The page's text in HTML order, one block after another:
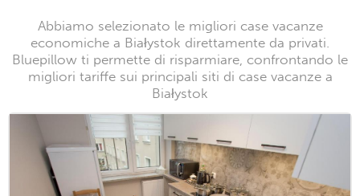
Abbiamo selezionato le migliori case vacanze
economiche a Białystok direttamente da privati.
Bluepillow ti permette di risparmiare, confrontando le
migliori tariffe sui principali siti di case vacanze a
Białystok